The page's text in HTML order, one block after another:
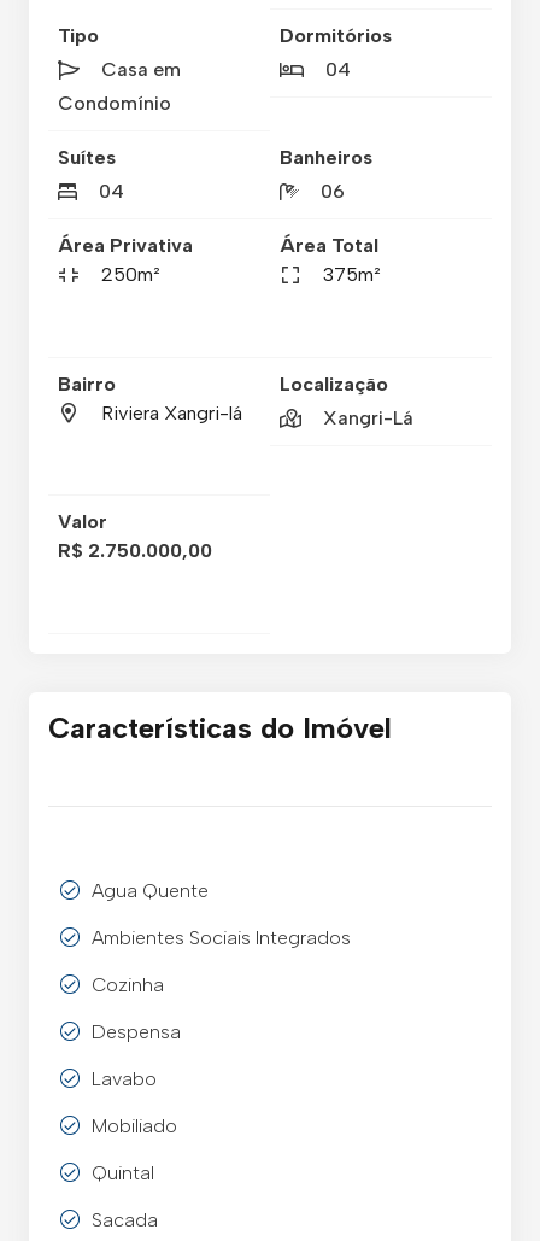
Tipo
Casa em
Condomínio
Dormitórios
04
Suítes
04
Banheiros
06
Área Privativa
250m²
Área Total
375m²
Bairro
Riviera Xangri-lá
Localização
Xangri-Lá
Valor
R$ 2.750.000,00
Características do Imóvel
Agua Quente
Ambientes Sociais Integrados
Cozinha
Despensa
Lavabo
Mobiliado
Quintal
Sacada